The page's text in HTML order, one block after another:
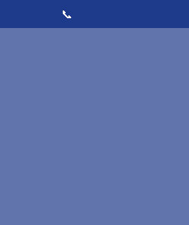
📞